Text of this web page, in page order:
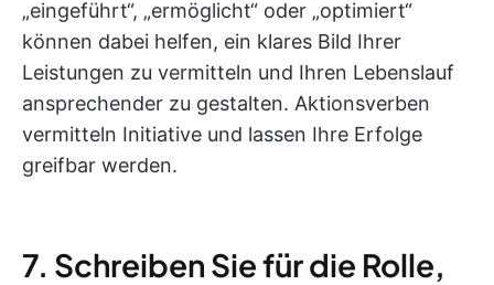
„eingeführt“, „ermöglicht“ oder „optimiert“
können dabei helfen, ein klares Bild Ihrer
Leistungen zu vermitteln und Ihren Lebenslauf
ansprechender zu gestalten. Aktionsverben
vermitteln Initiative und lassen Ihre Erfolge
greifbar werden.
7. Schreiben Sie für die Rolle,